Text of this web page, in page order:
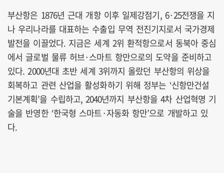
부산항은 1876년 근대 개항 이후 일제강점기, 6·25전쟁을 지
나 우리나라를 대표하는 수출입 무역 전진기지로서 국가경제
발전을 이끌었다. 지금은 세계 2위 환적항으로서 동북아 중심
에서 글로벌 물류 허브·스마트 항만으로의 도약을 준비하고
있다. 2000년대 초반 세계 3위까지 올랐던 부산항의 위상을
회복하고 관련 산업을 활성화하기 위해 정부는 ‘신항만건설
기본계획’을 수립하고, 2040년까지 부산항을 4차 산업혁명 기
술을 반영한 ‘한국형 스마트·자동화 항만’으로 개발하고 있
다.